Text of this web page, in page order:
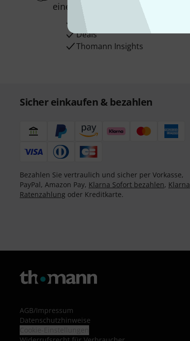
einen von
50 Gutscheinen
Inspirierende Beiträge
Deals
Thomann Insights
Sicher einkaufen & bezahlen
Bezahlen Sie vertraulich und sicher per Vorkasse,
PayPal, Amazon Pay, Klarna Sofort bezahlen, Klarna
Ratenzahlung oder Kreditkarte.
AGB/Impressum
Datenschutzhinweise